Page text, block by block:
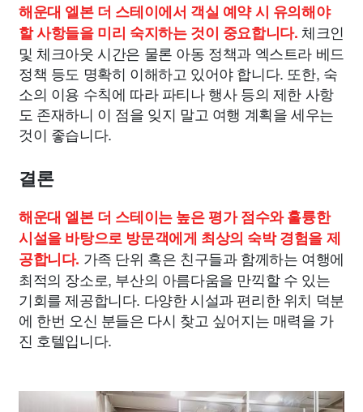
해운대 엘본 더 스테이에서 객실 예약 시 유의해야
할 사항들을 미리 숙지하는 것이 중요합니다.체크인
및 체크아웃 시간은 물론 아동 정책과 엑스트라 베드
정책 등도 명확히 이해하고 있어야 합니다. 또한, 숙
소의 이용 수칙에 따라 파티나 행사 등의 제한 사항
도 존재하니 이 점을 잊지 말고 여행 계획을 세우는
것이 좋습니다.
결론
해운대 엘본 더 스테이는 높은 평가 점수와 훌륭한
시설을 바탕으로 방문객에게 최상의 숙박 경험을 제
공합니다. 가족 단위 혹은 친구들과 함께하는 여행에
최적의 장소로, 부산의 아름다움을 만끽할 수 있는
기회를 제공합니다. 다양한 시설과 편리한 위치 덕분
에 한번 오신 분들은 다시 찾고 싶어지는 매력을 가
진 호텔입니다.